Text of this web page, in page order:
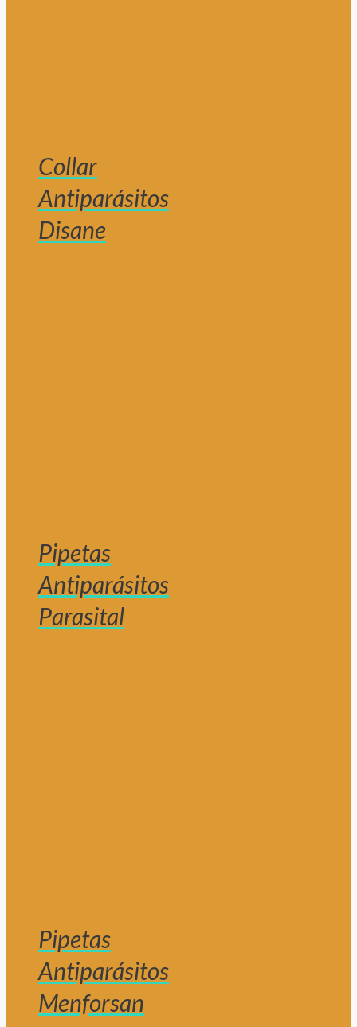
Collar
Antiparásitos
Disane
Pipetas
Antiparásitos
Parasital
Pipetas
Antiparásitos
Menforsan